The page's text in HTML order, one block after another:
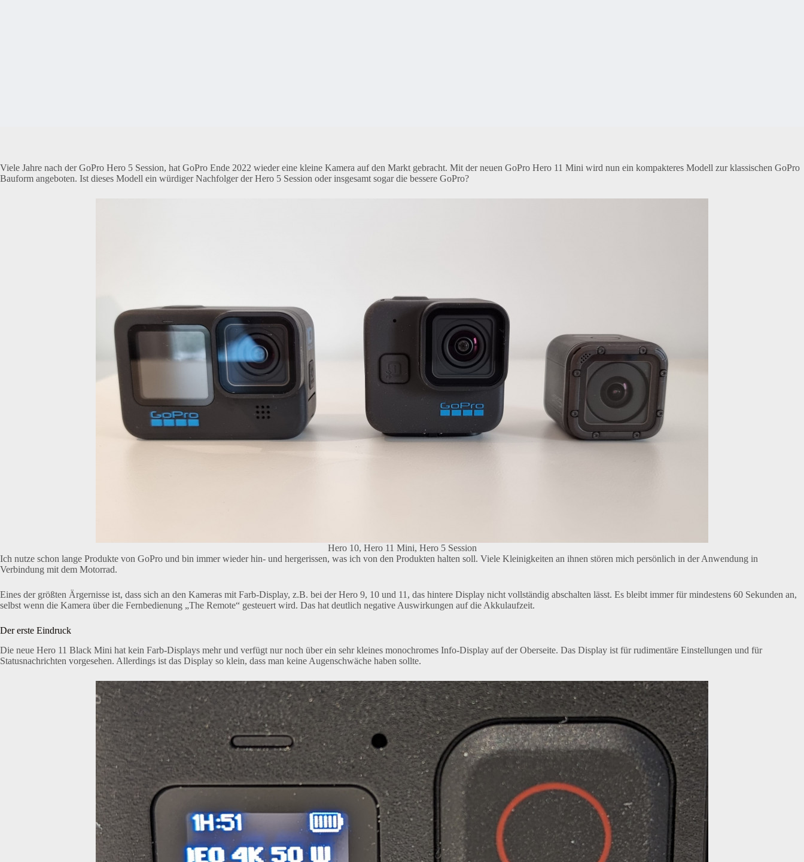
Viele Jahre nach der GoPro Hero 5 Session, hat GoPro Ende 2022 wieder eine kleine Kamera auf den Markt gebracht. Mit der neuen GoPro Hero 11 Mini wird nun ein kompakteres Modell zur klassischen GoPro
Bauform angeboten. Ist dieses Modell ein würdiger Nachfolger der Hero 5 Session oder insgesamt sogar die bessere GoPro?
Hero 10, Hero 11 Mini, Hero 5 Session
Ich nutze schon lange Produkte von GoPro und bin immer wieder hin- und hergerissen, was ich von den Produkten halten soll. Viele Kleinigkeiten an ihnen stören mich persönlich in der Anwendung in
Verbindung mit dem Motorrad.
Eines der größten Ärgernisse ist, dass sich an den Kameras mit Farb-Display, z.B. bei der Hero 9, 10 und 11, das hintere Display nicht vollständig abschalten lässt. Es bleibt immer für mindestens 60 Sekunden an,
selbst wenn die Kamera über die Fernbedienung „The Remote“ gesteuert wird. Das hat deutlich negative Auswirkungen auf die Akkulaufzeit.
Der erste Eindruck
Die neue Hero 11 Black Mini hat kein Farb-Displays mehr und verfügt nur noch über ein sehr kleines monochromes Info-Display auf der Oberseite. Das Display ist für rudimentäre Einstellungen und für
Statusnachrichten vorgesehen. Allerdings ist das Display so klein, dass man keine Augenschwäche haben sollte.